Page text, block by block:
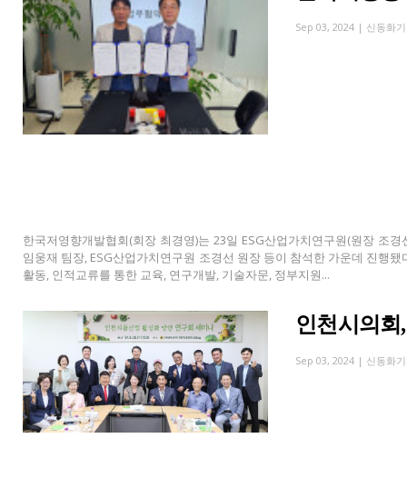
Sep 03, 2024 | 신동화
한국저영향개발협회(회장 최경영)는 23일 ESG산업가치연구원(원장 조
임웅재 팀장, ESG산업가치연구원 조경선 원장 등이 참석한 가운데 진행
활동, 인적교류를 통한 교육, 연구개발, 기술자문, 정부지원...
인천시의
Sep 03, 2024 | 신동화